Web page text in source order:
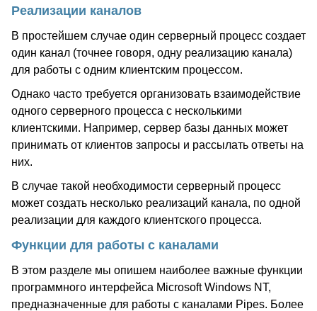
Реализации каналов
В простейшем случае один серверный процесс создает
один канал (точнее говоря, одну реализацию канала)
для работы с одним клиентским процессом.
Однако часто требуется организовать взаимодействие
одного серверного процесса с несколькими
клиентскими. Например, сервер базы данных может
принимать от клиентов запросы и рассылать ответы на
них.
В случае такой необходимости серверный процесс
может создать несколько реализаций канала, по одной
реализации для каждого клиентского процесса.
Функции для работы с каналами
В этом разделе мы опишем наиболее важные функции
программного интерфейса Microsoft Windows NT,
предназначенные для работы с каналами Pipes. Более